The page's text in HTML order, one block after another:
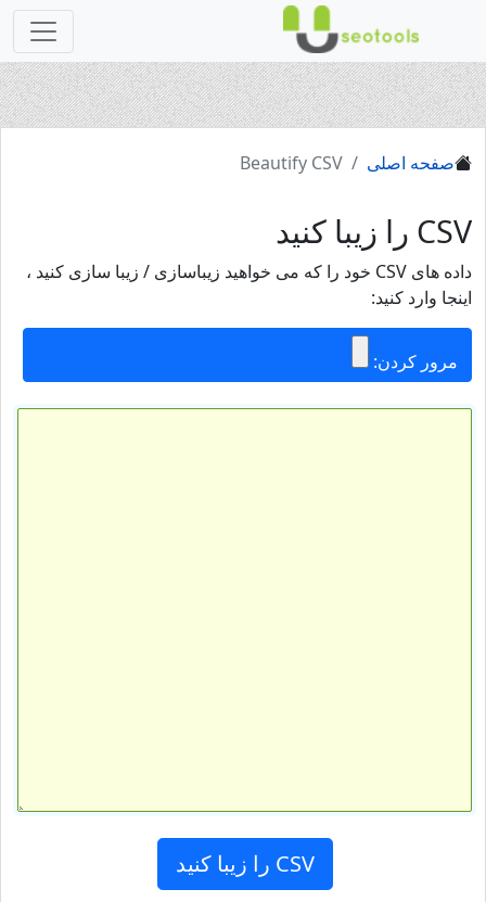
صفحه اصلی Beautify CSV
CSV را زیبا کنید
داده های CSV خود را که می خواهید زیباسازی / زیبا سازی کنید ،
اینجا وارد کنید:
مرور کردن: